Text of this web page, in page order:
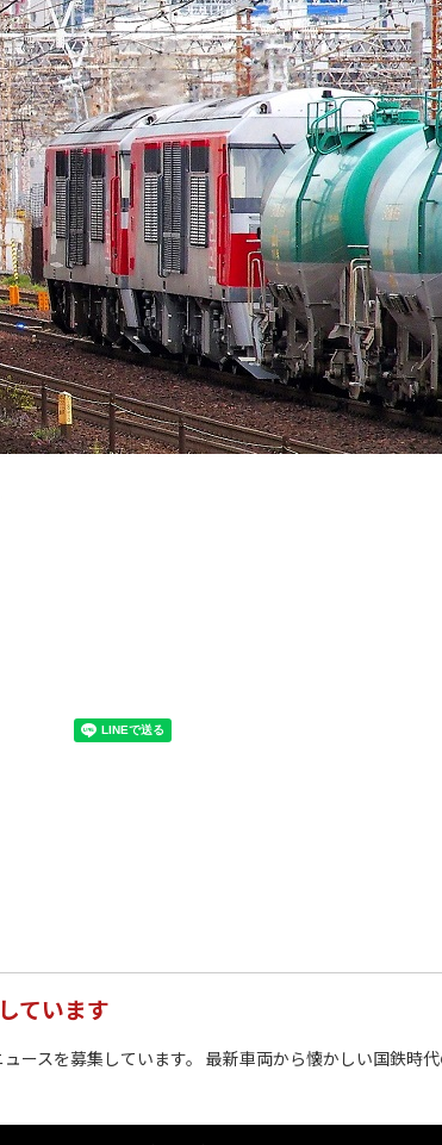
ています
ースを募集しています。 最新車両から懐かしい国鉄時